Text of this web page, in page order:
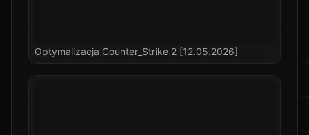
Optymalizacja Counter_Strike 2 [12.05.2026]